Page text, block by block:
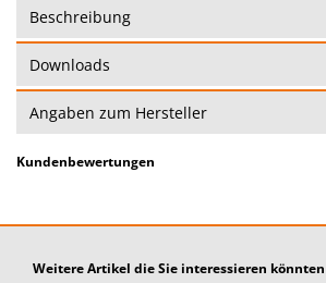
Wirkungskreis:
Reinigung:
Anwendung:
Merkmale:
Leichte Reinigung
Beschreibung
Downloads
Angaben zum Hersteller
Kundenbewertungen
Weitere Artikel die Sie interessieren könnten